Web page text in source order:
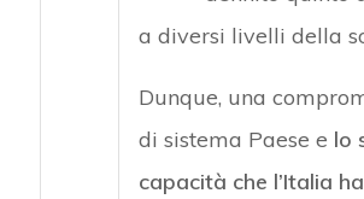
a diversi livelli della
Dunque, una
di sistema Paese e lo
capacità che l’Italia